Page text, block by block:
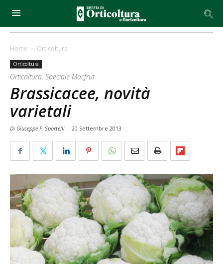
Home Orticoltura
Orticoltura
Orticoltura, Speciale Macfrut
Brassicacee, novità
varietali
Di Giuseppe F. Sportelli - 20 Settembre 2013